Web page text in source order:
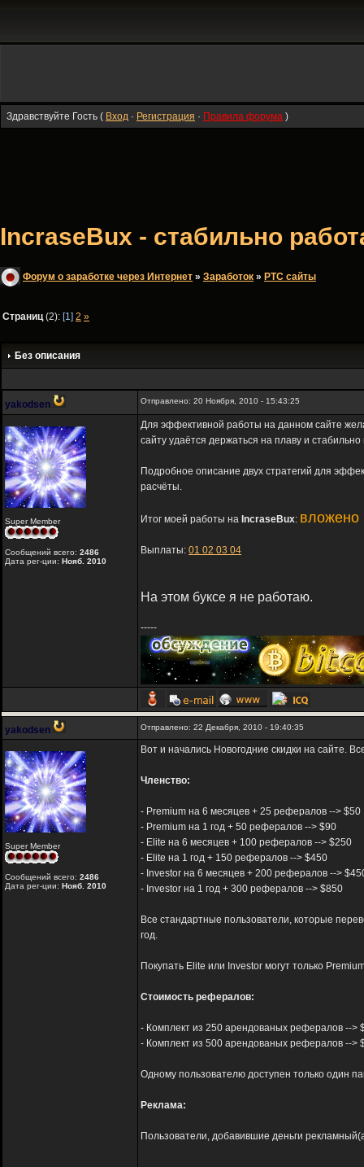
Здравствуйте Гость ( Вход · Регистрация · Правила форума )
IncraseBux - стабильно
Форум о заработке через Интернет » Заработок » PTC сайты
Страниц(2): [1] 2 »
Без описания
yakodsen Отправлено: 20 Ноября, 2010 - 15:43:25
Super Member
Сообщений всего: 2486
Дата рег-ции: Нояб. 2010
Для эффективной работы на данном сайте
сайту удаётся держаться на плаву и
Подробное описание двух стратегий для
расчёты.
Итог моей работы на IncraseBux: вложено
Выплаты: 01 02 03 04
На этом буксе я не работаю.
-----
yakodsen Отправлено: 22 Декабря, 2010 - 19:40:35
Super Member
Сообщений всего: 2486
Дата рег-ции: Нояб. 2010
Вот и начались Новогодние скидки на сайте.
Членство:
- Premium на 6 месяцев + 25 рефералов --> $50
- Premium на 1 год + 50 рефералов --> $90
- Elite на 6 месяцев + 100 рефералов --> $250
- Elite на 1 год + 150 рефералов --> $450
- Investor на 6 месяцев + 200 рефералов -->
- Investor на 1 год + 300 рефералов --> $850
Все стандартные пользователи, которые
год.
Покупать Elite или Investor могут только
Стоимость рефералов:
- Комплект из 250 арендованых рефералов -->
- Комплект из 500 арендованых рефералов -->
Одному пользователю доступен только один
Реклама:
Пользователи, добавившие деньги